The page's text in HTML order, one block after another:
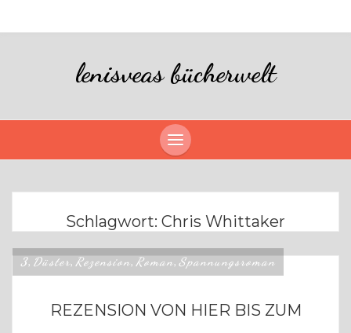
lenisveas bücherwelt
Schlagwort: Chris Whittaker
3, Düster, Rezension , Roman , Spannungsroman
REZENSION VON HIER BIS ZUM